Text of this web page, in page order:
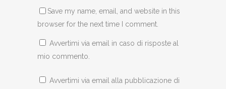
Save my name, email, and website in this
browser for the next time I comment.
Avvertimi via email in caso di risposte al
mio commento.
Avvertimi via email alla pubblicazione di